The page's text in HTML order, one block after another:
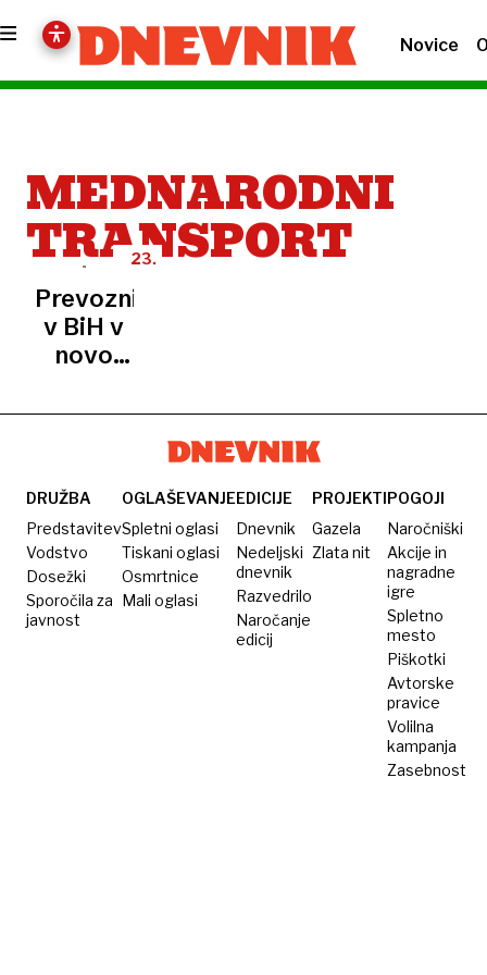
Novice
MEDNARODNI
TRANSPORT
23.
Prevozniki
v BiH v
novo
mejnih
DRUŽBA
Predstavitev
Vodstvo
Dosežki
Sporočila za
javnost
OGLAŠEVANJE
Spletni oglasi
Tiskani oglasi
Osmrtnice
Mali oglasi
EDICIJE
Dnevnik
Nedeljski
dnevnik
Razvedrilo
Naročanje
edicij
PROJEKTI
Gazela
Zlata nit
POGOJI
Naročniški
Akcije in
nagradne
igre
Spletno
mesto
Piškotki
Avtorske
pravice
Volilna
kampanja
Zasebnost